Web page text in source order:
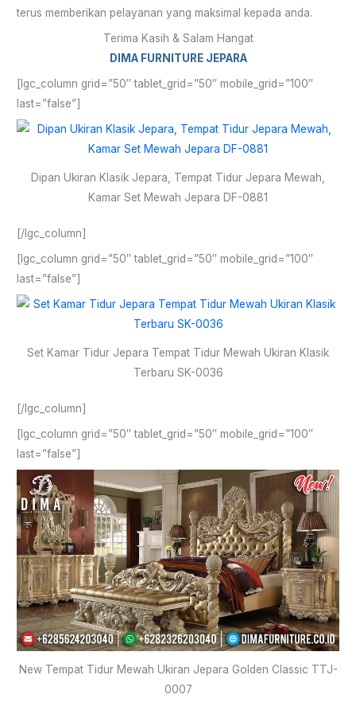
terus memberikan pelayanan yang maksimal kepada anda.
Terima Kasih & Salam Hangat
DIMA FURNITURE JEPARA
[lgc_column grid=”50″ tablet_grid=”50″ mobile_grid=”100″
last=”false”]
Dipan Ukiran Klasik Jepara, Tempat Tidur Jepara Mewah,
Kamar Set Mewah Jepara DF-0881
[/lgc_column]
[lgc_column grid=”50″ tablet_grid=”50″ mobile_grid=”100″
last=”false”]
Set Kamar Tidur Jepara Tempat Tidur Mewah Ukiran Klasik
Terbaru SK-0036
[/lgc_column]
[lgc_column grid=”50″ tablet_grid=”50″ mobile_grid=”100″
last=”false”]
New Tempat Tidur Mewah Ukiran Jepara Golden Classic TTJ-
0007